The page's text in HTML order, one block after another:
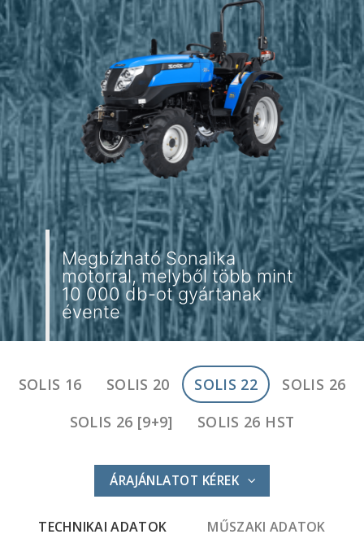
Megbízható Sonalika
motorral, melyből több mint
10 000 db-ot gyártanak
évente
SOLIS 16 SOLIS 20 SOLIS 22
SOLIS 26
SOLIS 26 [9+9]
SOLIS 26 HST
ÁRAJÁNLATOT KÉREK
TECHNIKAI ADATOK MŰSZAKI ADATOK